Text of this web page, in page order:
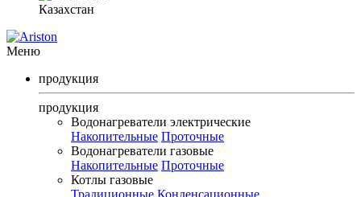
Казахстан
Меню
продукция
продукция
Водонагреватели электрические
Накопительные Проточные
Водонагреватели газовые
Накопительные Проточные
Котлы газовые
Традиционные Конденсационные